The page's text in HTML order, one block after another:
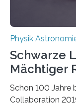
Physik
Schwarze
Mächtiger
Schon 100 Jahre
Collaboration